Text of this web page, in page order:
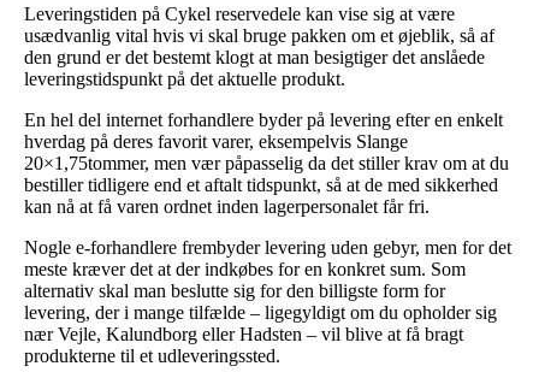
Leveringstiden på Cykel reservedele kan vise sig at være
usædvanlig vital hvis vi skal bruge pakken om et øjeblik, så af
den grund er det bestemt klogt at man besigtiger det anslåede
leveringstidspunkt på det aktuelle produkt.
En hel del internet forhandlere byder på levering efter en enkelt
hverdag på deres favorit varer, eksempelvis Slange
20×1,75tommer, men vær påpasselig da det stiller krav om at du
bestiller tidligere end et aftalt tidspunkt, så at de med sikkerhed
kan nå at få varen ordnet inden lagerpersonalet får fri.
Nogle e-forhandlere frembyder levering uden gebyr, men for det
meste kræver det at der indkøbes for en konkret sum. Som
alternativ skal man beslutte sig for den billigste form for
levering, der i mange tilfælde – ligegyldigt om du opholder sig
nær Vejle, Kalundborg eller Hadsten – vil blive at få bragt
produkterne til et udleveringssted.